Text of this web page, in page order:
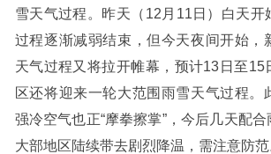
雪天气过程。昨天（12月11日）白天开
过程逐渐减弱结束，但今天夜间开始，
天气过程又将拉开帷幕，预计13日至15
区还将迎来一轮大范围雨雪天气过程。
强冷空气也正“摩拳擦掌”，今后几天配
大部地区陆续带去剧烈降温，需注意防范